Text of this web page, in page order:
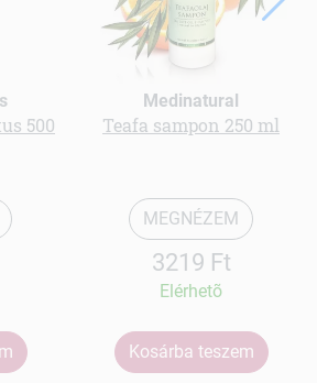
500
Medinatural
Teafa sampon 250 ml
MEGNÉZEM
3219 Ft
Elérhetõ
Kosárba teszem